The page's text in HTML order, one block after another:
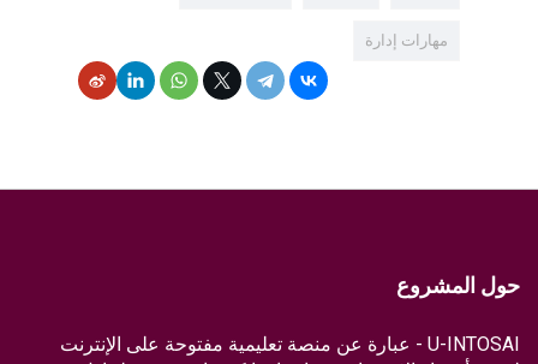
مهارات إدارة
حول المشروع
U-INTOSAI - عبارة عن منصة تعليمية مفتوحة على الإنترنت